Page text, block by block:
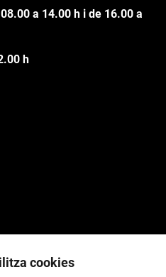
a 14.00 h i de 16.00 a
h
cookies